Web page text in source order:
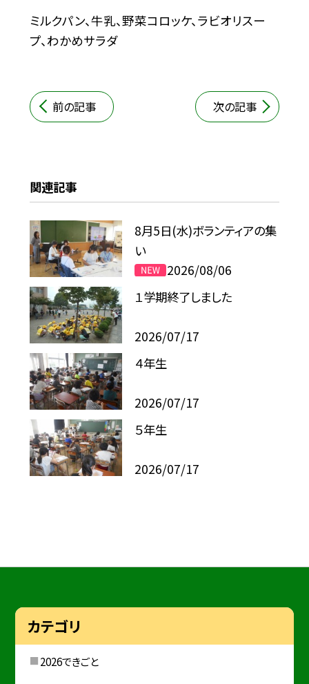
ミルクパン、牛乳、野菜コロッケ、ラビオリスー
プ、わかめサラダ
前の記事 次の記事
関連記事
8月5日(水)ボランティアの集
い
2026/08/06
１学期終了しました
2026/07/17
４年生
2026/07/17
５年生
2026/07/17
カテゴリ
2026できごと